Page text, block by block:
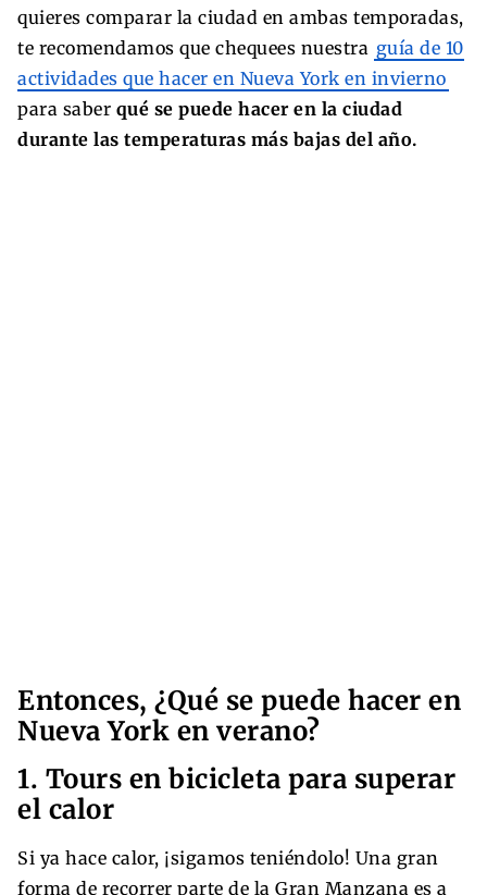
quieres comparar la ciudad en ambas temporadas,
te recomendamos que chequees nuestra guía de 10
actividades que hacer en Nueva York en invierno
para saber qué se puede hacer en la ciudad
durante las temperaturas más bajas del año.
Entonces, ¿Qué se puede hacer en
Nueva York en verano?
1. Tours en bicicleta para superar
el calor
Si ya hace calor, ¡sigamos teniéndolo! Una gran
forma de recorrer parte de la Gran Manzana es a